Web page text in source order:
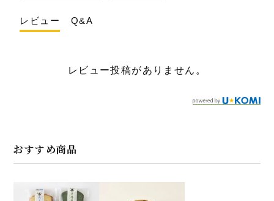
レビュー Q&A
レビュー投稿がありません。
おすすめ商品